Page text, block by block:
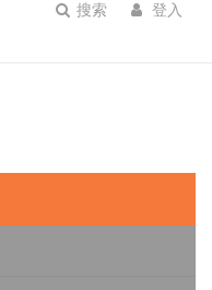
搜索 登入